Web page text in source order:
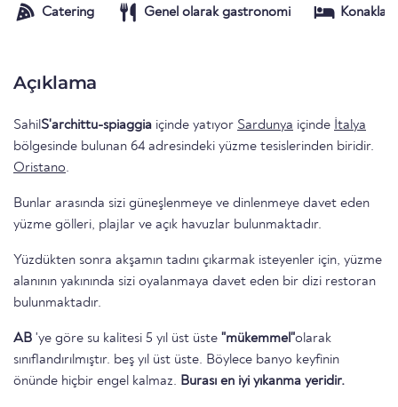
Catering Genel olarak gastronomi
Açıklama
SahilS'archittu-spiaggia içinde yatıyor Sardunya içinde İtalya
bölgesinde bulunan 64 adresindeki yüzme tesislerinden biridir.
Oristano.
Bunlar arasında sizi güneşlenmeye ve dinlenmeye davet eden
yüzme gölleri, plajlar ve açık havuzlar bulunmaktadır.
Yüzdükten sonra akşamın tadını çıkarmak isteyenler için, yüzme
alanının yakınında sizi oyalanmaya davet eden bir dizi restoran
bulunmaktadır.
AB 'ye göre su kalitesi 5 yıl üst üste "mükemmel"olarak
sınıflandırılmıştır. beş yıl üst üste. Böylece banyo keyfinin
önünde hiçbir engel kalmaz. Burası en iyi yıkanma yeridir.